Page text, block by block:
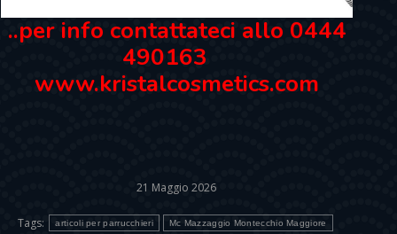
..per info contattateci allo 0444
490163
www.kristalcosmetics.com
21 Maggio 2026
Tags: articoli per parrucchieri Mc Mazzaggio Montecchio Maggiore